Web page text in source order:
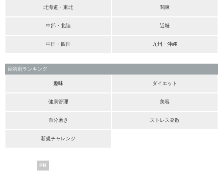
北海道・東北 関東
中部・北陸 近畿
中国・四国 九州・沖縄
目的別ランキング
趣味 ダイエット
健康管理 美容
自分磨き ストレス発散
新規チャレンジ
PR